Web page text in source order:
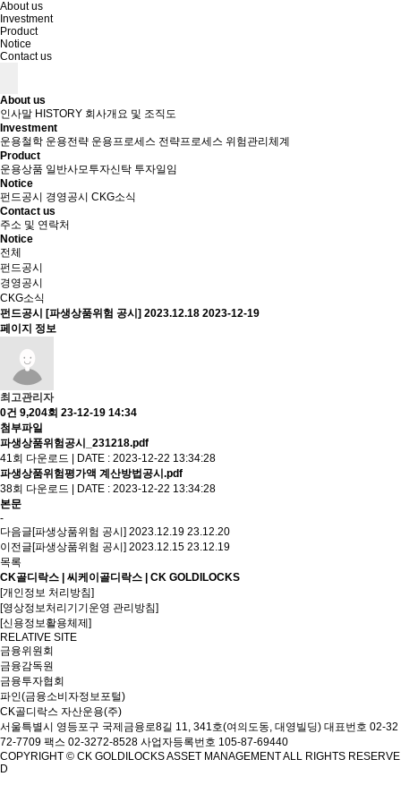
About us
Investment
Product
Notice
Contact us
About us
인사말 HISTORY 회사개요 및 조직도
Investment
운용철학 운용전략 운용프로세스 전략프로세스 위험관리체계
Product
운용상품 일반사모투자신탁 투자일임
Notice
펀드공시
경영공시 CKG소식
Contact us
주소 및 연락처
Notice
전체
펀드공시
경영공시
CKG소식
펀드공시
[파생상품위험 공시] 2023.12.18 2023-12-19
페이지 정보
최고관리자
0건 9,204회 23-12-19 14:34
첨부파일
파생상품위험공시_231218.pdf
41회 다운로드 | DATE : 2023-12-22 13:34:28
파생상품위험평가액 계산방법공시.pdf
38회 다운로드 | DATE : 2023-12-22 13:34:28
본문
-
다음글[파생상품위험 공시] 2023.12.19 23.12.20
이전글[파생상품위험 공시] 2023.12.15 23.12.19
목록
CK골디락스 | 씨케이골디락스 | CK GOLDILOCKS
[개인정보 처리방침]
[영상정보처리기기운영 관리방침]
[신용정보활용체제]
RELATIVE SITE
금융위원회
금융감독원
금융투자협회
파인(금융소비자정보포털)
CK골디락스 자산운용(주)
서울특별시 영등포구 국제금융로8길 11, 341호(여의도동, 대영빌딩) 대표번호 02-32
72-7709 팩스 02-3272-8528 사업자등록번호 105-87-69440
COPYRIGHT © CK GOLDILOCKS ASSET MANAGEMENT ALL RIGHTS RESERVE
D